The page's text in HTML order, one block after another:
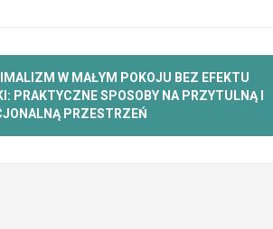
W MAŁYM POKOJU BEZ EFEKTU
PRAKTYCZNE SPOSOBY NA PRZYTULNĄ I
PRZESTRZEŃ